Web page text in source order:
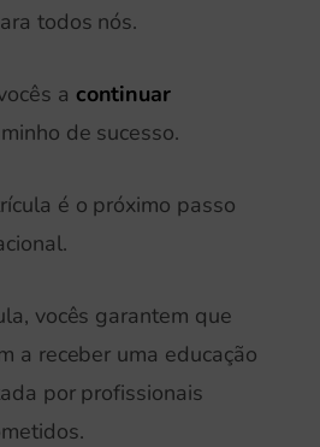
todos nós.
a continuar
de sucesso.
é o próximo passo
vocês garantem que
a receber uma educação
por profissionais